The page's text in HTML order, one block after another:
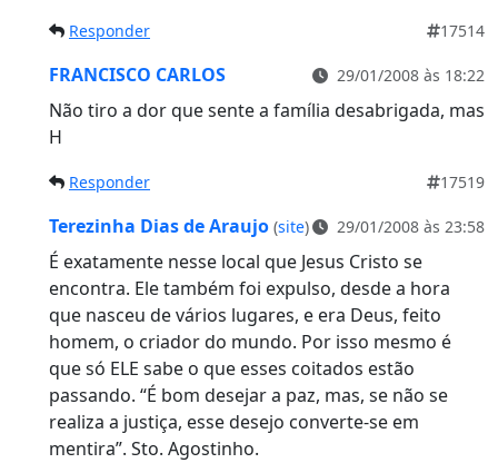
Responder 17514
FRANCISCO CARLOS 29/01/2008 às 18:22
Não tiro a dor que sente a família desabrigada, mas
H
Responder 17519
Terezinha Dias de Araujo (site) 29/01/2008 às 23:58
É exatamente nesse local que Jesus Cristo se
encontra. Ele também foi expulso, desde a hora
que nasceu de vários lugares, e era Deus, feito
homem, o criador do mundo. Por isso mesmo é
que só ELE sabe o que esses coitados estão
passando. “É bom desejar a paz, mas, se não se
realiza a justiça, esse desejo converte-se em
mentira”. Sto. Agostinho.